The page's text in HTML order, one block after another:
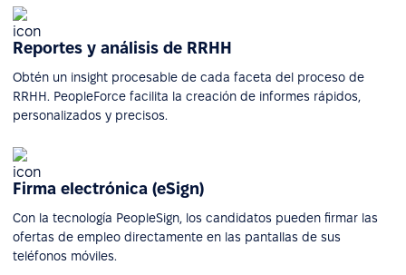
Reportes y análisis de RRHH
Obtén un insight procesable de cada faceta del proceso de
RRHH. PeopleForce facilita la creación de informes rápidos,
personalizados y precisos.
Firma electrónica (eSign)
Con la tecnología PeopleSign, los candidatos pueden firmar las
ofertas de empleo directamente en las pantallas de sus
teléfonos móviles.